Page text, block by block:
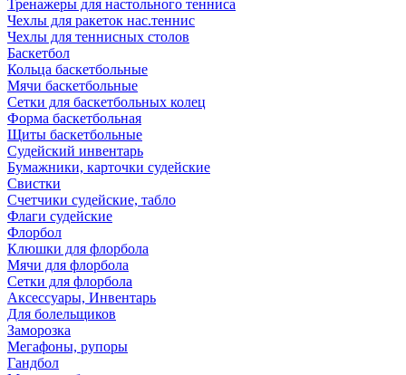
Тренажеры для настольного тенниса
Чехлы для ракеток нас.теннис
Чехлы для теннисных столов
Баскетбол
Кольца баскетбольные
Мячи баскетбольные
Сетки для баскетбольных колец
Форма баскетбольная
Щиты баскетбольные
Судейский инвентарь
Бумажники, карточки судейские
Свистки
Счетчики судейские, табло
Флаги судейские
Флорбол
Клюшки для флорбола
Мячи для флорбола
Сетки для флорбола
Аксессуары, Инвентарь
Для болельщиков
Заморозка
Мегафоны, рупоры
Гандбол